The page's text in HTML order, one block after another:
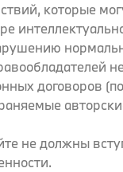
которые
договоров
не должны